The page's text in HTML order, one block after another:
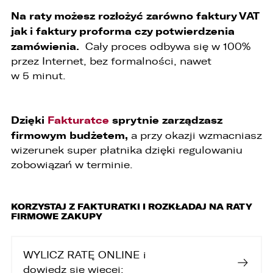
Na raty możesz rozłożyć zarówno faktury VAT
jak i faktury proforma czy potwierdzenia
zamówienia. Cały proces odbywa się w 100%
przez Internet, bez formalności, nawet
w 5 minut.
Dzięki Fakturatce sprytnie zarządzasz
firmowym budżetem, a przy okazji wzmacniasz
wizerunek super płatnika dzięki regulowaniu
zobowiązań w terminie.
KORZYSTAJ Z FAKTURATKI I ROZKŁADAJ NA RATY
FIRMOWE ZAKUPY
WYLICZ RATĘ ONLINE i
dowiedz się więcej:
1. Odbiorcami Państwa danych osobowych
1. wyłącznie podmioty uprawnione do uzyskania
danych osobowych na podstawie przepisów
przetwarzania danych w ramach wykonywania
swoich obowiązków służbowych,
3. podmioty, którym Administrator zleca
konieczność przetwarzania danych (podmioty
1. Państwa dane będą przechowywane przez
Administratora przez okres nie dłuższy niż
2. Posiadają Państwo prawo do żądania od